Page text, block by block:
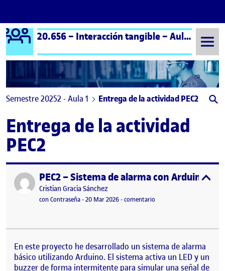
Saltar al contenido
Logo Ágora 20.656 – Interacción tangible – Aula 1
Semestre 20252 - Aula 1 Entrega de la actividad PEC2
Entrega de la actividad
PEC2
Publicado porPEC2 – Sistema de alarma con Arduino
Publicado por
Cristian Gracia Sánchez
Visibilidad:
con Contraseña-Fecha de publicación
20 Mar 2026-comentario
En este proyecto he desarrollado un sistema de alarma
básico utilizando Arduino. El sistema activa un LED y un
buzzer de forma intermitente para simular una señal de